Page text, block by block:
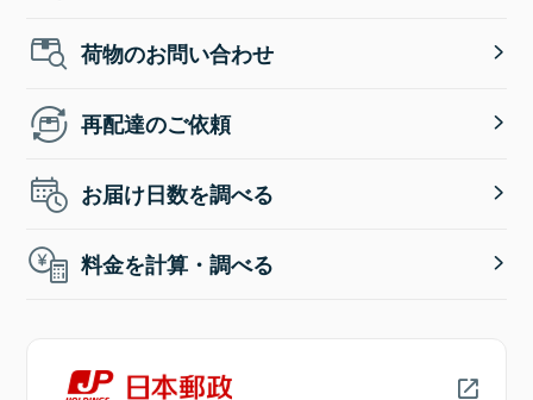
荷物のお問い合わせ
再配達のご依頼
お届け日数を調べる
料金を計算・調べる